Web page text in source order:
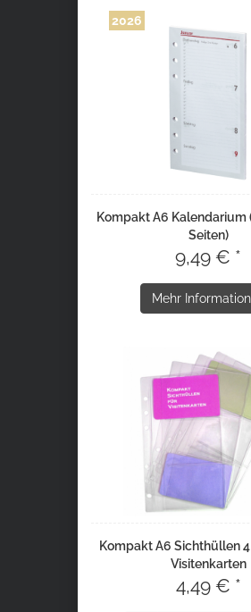
2026
Kompakt A6 Kalendarium
Seiten)
9,49 € *
Mehr
Kompakt A6 Sichthüllen
Visitenkarten
4,49 € *